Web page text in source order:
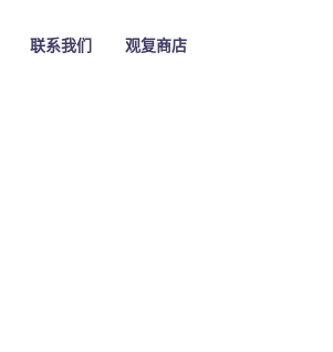
联系我们 观复商店